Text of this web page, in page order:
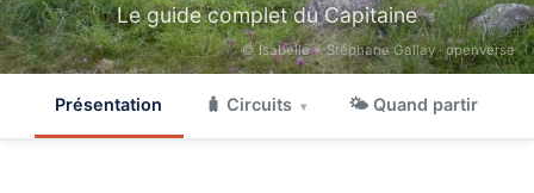
Le guide complet du Capitaine
© Isabelle + Stéphane Gallay ·openverse
Présentation 🧳 Circuits ▾ 🌤 Quand partir